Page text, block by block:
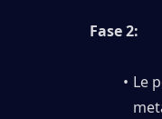
Fase 2:
Le